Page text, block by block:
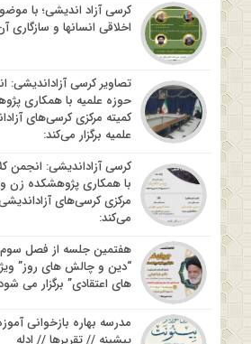
کرسی آزاد اندیشی؛ با
اخلاقی انسانها و سازگاری
تصاویر کرسی آزاداندیشی:
حوزه علمیه با همکاری
کمیته مرکزی کرسی‌های
علمیه برگزار می‌کند:
کرسی آزاداندیشی: انجمن
با همکاری پژوهشکده زن و
مرکزی کرسی‌های
می‌کند:
هفتمین جلسه از فصل
“دین و چالش های روز”
های اعتقادی” برگزار می
مدرسه بهاره بازخوانی